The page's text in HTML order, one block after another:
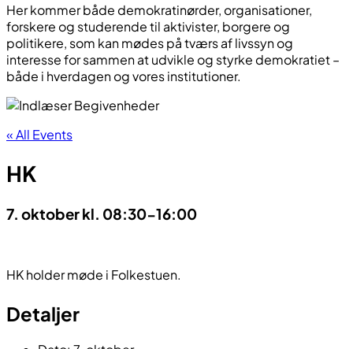
Her kommer både demokratinørder, organisationer,
forskere og studerende til aktivister, borgere og
politikere, som kan mødes på tværs af livssyn og
interesse for sammen at udvikle og styrke demokratiet –
både i hverdagen og vores institutioner.
« All Events
HK
7. oktober kl. 08:30-16:00
HK holder møde i Folkestuen.
Detaljer